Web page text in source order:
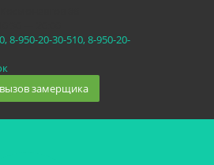
8-950-20-30-510, 8-950-20-
замерщика